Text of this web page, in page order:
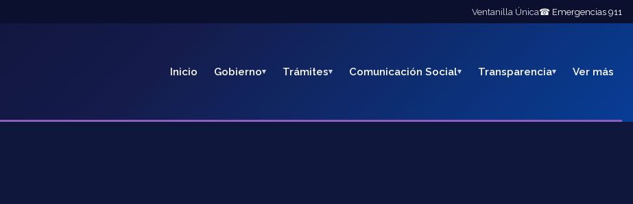
Ventanilla Única☎ Emergencias 911
Inicio Gobierno Trámites Comunicación Social Transparencia Ver más